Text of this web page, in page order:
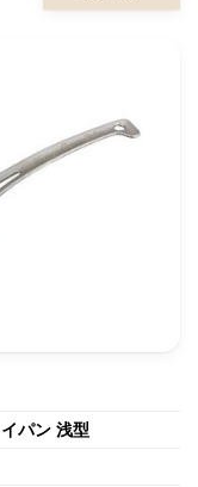
パン 浅型